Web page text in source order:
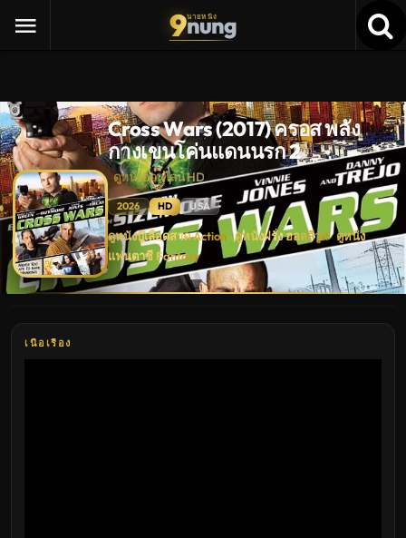
9นายหนัง
nung
Cross Wars (2017) ครอส พลัง
กางเขนโค่นแดนนรก 2
ดูหนังออนไลน์ HD
2026 HD USA
Cross
Wars
(2017)
ครอส
พลัง
กางเขน
แดน
ดูหนังบู๊เลือดสาด Action · ดูหนังฝรั่ง ฮอลลีวูด · ดูหนัง
แฟนตาซี Fantasy
เนื้อเรื่อง